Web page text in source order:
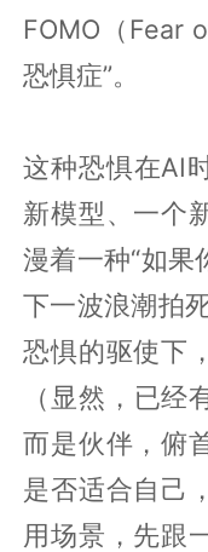
FOMO（Fear
恐惧症”。
这种恐惧在AI
新模型、一个
漫着一种“如果
下一波浪潮拍
恐惧的驱使下
（显然，已经
而是伙伴，俯
是否适合自己
用场景，先跟